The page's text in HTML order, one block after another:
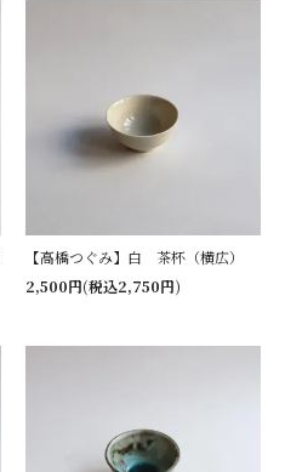
【高橋つぐみ】白 茶杯（横広）
2,500円(税込2,750円)